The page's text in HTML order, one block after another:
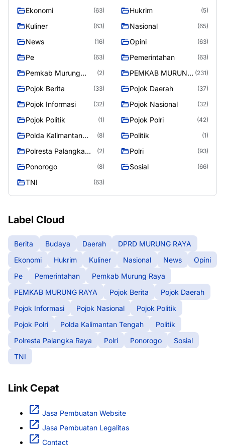
Ekonomi (63) Hukrim (5)
Kuliner (63) Nasional (65)
News (16) Opini (63)
Pe (63) Pemerintahan (63)
Pemkab Murung
(2)
PEMKAB MURUNG (231)
Pojok Berita (33) Pojok Daerah (37)
Pojok Informasi (32) Pojok Nasional (32)
Pojok Politik (1) Pojok Polri (42)
Polda Kalimantan
(8) Politik (1)
Polresta Palangka
(2) Polri (93)
Ponorogo (8) Sosial (66)
TNI (63)
Label Cloud
Berita Budaya Daerah
DPRD MURUNG RAYA
Ekonomi
Hukrim Kuliner Nasional News
Opini
Pe
Pemerintahan
Pemkab Murung Raya
PEMKAB MURUNG RAYA
Pojok Berita
Pojok Daerah
Pojok Informasi
Pojok Nasional
Pojok Politik
Pojok Polri
Polda Kalimantan Tengah
Politik
Polresta Palangka Raya
Polri Ponorogo
Sosial
TNI
Link Cepat
Jasa Pembuatan Website
Jasa Pembuatan Legalitas
Contact